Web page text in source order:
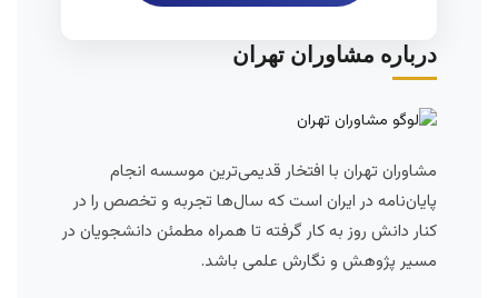
درباره مشاوران تهران
مشاوران تهران با افتخار قدیمی‌ترین موسسه انجام
پایان‌نامه در ایران است که سال‌ها تجربه و تخصص را در
کنار دانش روز به کار گرفته تا همراه مطمئن دانشجویان در
مسیر پژوهش و نگارش علمی باشد.